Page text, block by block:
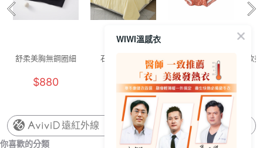
舒柔美胸無鋼圈細
M-2XL)
$880
石墨烯冰舒被
3.0(奶霜黃 雙人)
$1990
幾何系花苞內褲(淡
橘 女F)
$129
歐
遠紅外線
你喜歡的分類
WIWI溫感衣